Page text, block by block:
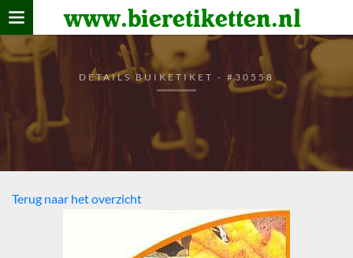
www.bieretiketten.nl
Home
verzamelen
De bierkaart
Bezoekers
DETAILS BUIKETIKET - #30558
Terug naar het overzicht